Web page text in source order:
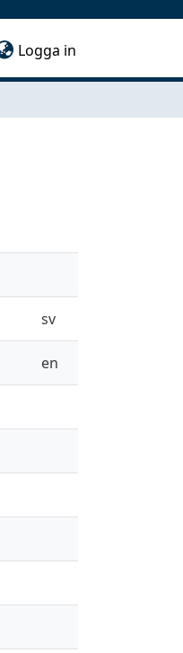
Logga in
sv
en